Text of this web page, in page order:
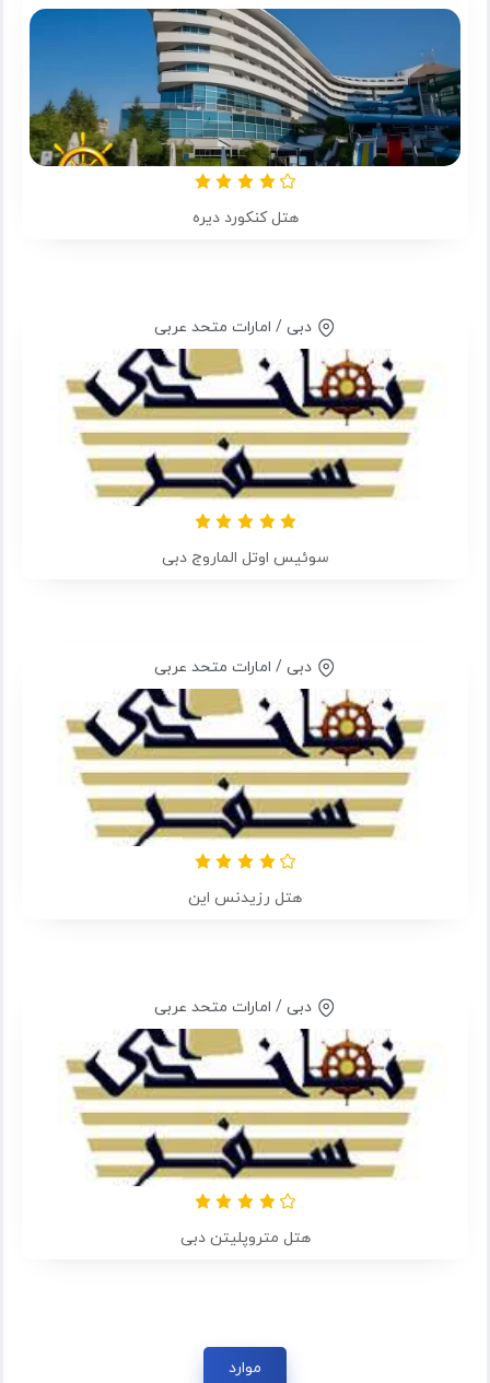
هتل کنکورد دیره
دبی / امارات متحد عربی
سوئیس اوتل الماروج دبی
دبی / امارات متحد عربی
هتل رزیدنس این
دبی / امارات متحد عربی
هتل متروپلیتن دبی
موارد